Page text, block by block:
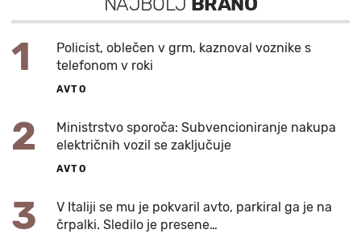
1
Policist, oblečen v grm, kaznoval voznike s
telefonom v roki
AVTO
2
Ministrstvo sporoča: Subvencioniranje nakupa
električnih vozil se zaključuje
AVTO
3
V Italiji se mu je pokvaril avto, parkiral ga je na
črpalki. Sledilo je presene…